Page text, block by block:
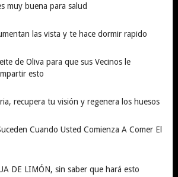
muy buena para salud
las vista y te hace dormir rapido
de Oliva para que sus Vecinos le
esto
recupera tu visión y regenera los huesos
Cuando Usted Comienza A Comer El
DE LIMÓN, sin saber que hará esto